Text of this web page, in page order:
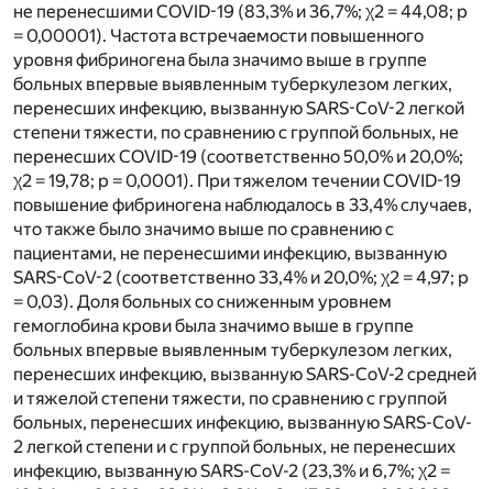
не перенесшими COVID-19 (83,3% и 36,7%; χ2 = 44,08; p
= 0,00001). Частота встречаемости повышенного
уровня фибриногена была значимо выше в группе
больных впервые выявленным туберкулезом легких,
перенесших инфекцию, вызванную SARS-CоV-2 легкой
степени тяжести, по сравнению с группой больных, не
перенесших COVID-19 (соответственно 50,0% и 20,0%;
χ2 = 19,78; p = 0,0001). При тяжелом течении COVID-19
повышение фибриногена наблюдалось в 33,4% случаев,
что также было значимо выше по сравнению с
пациентами, не перенесшими инфекцию, вызванную
SARS-CоV-2 (соответственно 33,4% и 20,0%; χ2 = 4,97; p
= 0,03). Доля больных со сниженным уровнем
гемоглобина крови была значимо выше в группе
больных впервые выявленным туберкулезом легких,
перенесших инфекцию, вызванную SARS-CoV-2 средней
и тяжелой степени тяжести, по сравнению с группой
больных, перенесших инфекцию, вызванную SARS-CoV-
2 легкой степени и с группой больных, не перенесших
инфекцию, вызванную SARS-CoV-2 (23,3% и 6,7%; χ2 =